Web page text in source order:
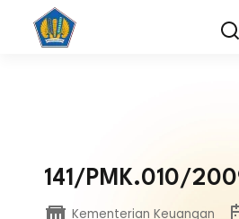
141/PMK.010/
Kementerian Keuangan